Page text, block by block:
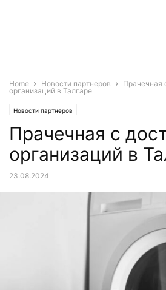
Home Новости партнеров
Прачечная
организаций в Талгаре
Новости партнеров
Прачечная с
организаций в
23.08.2024